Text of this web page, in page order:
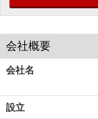
会社概要
会社名
設立